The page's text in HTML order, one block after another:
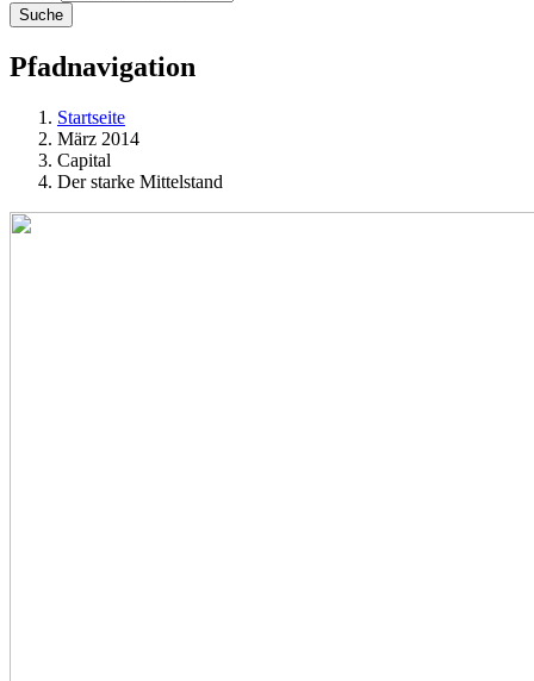
Suche
Pfadnavigation
Startseite
März 2014
Capital
Der starke Mittelstand